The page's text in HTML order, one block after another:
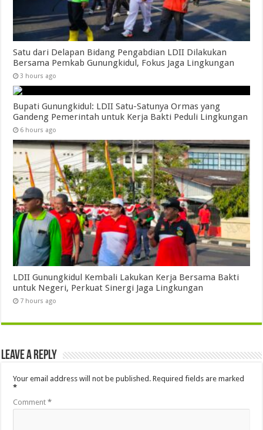
Satu dari Delapan Bidang Pengabdian LDII Dilakukan
Bersama Pemkab Gunungkidul, Fokus Jaga Lingkungan
3 hours ago
Bupati Gunungkidul: LDII Satu-Satunya Ormas yang
Gandeng Pemerintah untuk Kerja Bakti Peduli Lingkungan
6 hours ago
LDII Gunungkidul Kembali Lakukan Kerja Bersama Bakti
untuk Negeri, Perkuat Sinergi Jaga Lingkungan
7 hours ago
Leave a Reply
Your email address will not be published. Required fields are marked
*
Comment*